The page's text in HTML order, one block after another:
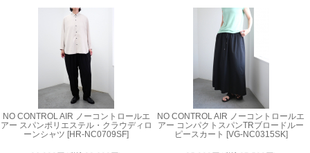
NO CONTROL AIR ノーコントロールエ
アー スパンポリエステル・クラウディロ
ーンシャツ [HR-NC0709SF]
NO CONTROL AIR ノーコントロールエ
アー コンパクトスパンTRブロードルー
ピースカート [VG-NC0315SK]